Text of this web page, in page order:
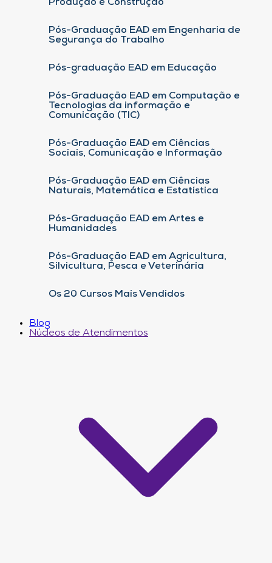
Produção e Construção
Pós-Graduação EAD em Engenharia de
Segurança do Trabalho
Pós-graduação EAD em Educação
Pós-Graduação EAD em Computação e
Tecnologias da informação e
Comunicação (TIC)
Pós-Graduação EAD em Ciências
Sociais, Comunicação e Informação
Pós-Graduação EAD em Ciências
Naturais, Matemática e Estatística
Pós-Graduação EAD em Artes e
Humanidades
Pós-Graduação EAD em Agricultura,
Silvicultura, Pesca e Veterinária
Os 20 Cursos Mais Vendidos
Blog
Núcleos de Atendimentos